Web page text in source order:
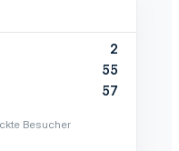
2
55
57
Besucher